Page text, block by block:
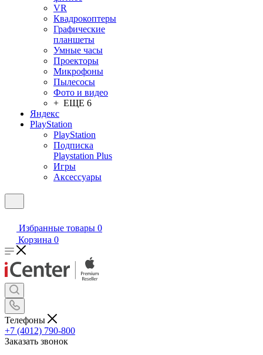
VR
Квадрокоптеры
Графические
планшеты
Умные часы
Проекторы
Микрофоны
Пылесосы
Фото и видео
+ ЕЩЕ 6
Яндекс
PlayStation
PlayStation
Подписка
Playstation Plus
Игры
Аксессуары
Избранные товары 0
Корзина 0
Телефоны
+7 (4012) 790-800
Заказать звонок